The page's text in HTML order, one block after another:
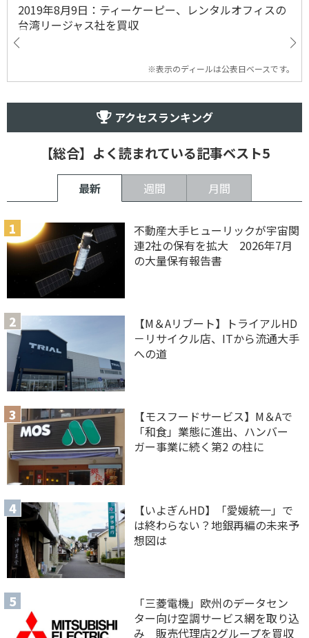
2019年8月9日：ティーケーピー、レンタルオフィスの
台湾リージャス社を買収
※表示のディールは公表日ベースです。
アクセスランキング
【総合】よく読まれている記事ベスト5
最新 週間 月間
不動産大手ヒューリックが宇宙関
連2社の保有を拡大 2026年7月
の大量保有報告書
【M＆Aリブート】トライアルHD
－リサイクル店、ITから流通大手
への道
【モスフードサービス】M＆Aで
「和食」業態に進出、ハンバー
ガー事業に続く第2 の柱に
【いよぎんHD】「愛媛統一」で
は終わらない？地銀再編の未来予
想図は
「三菱電機」欧州のデータセン
ター向け空調サービス網を取り込
み 販売代理店2グループを買収